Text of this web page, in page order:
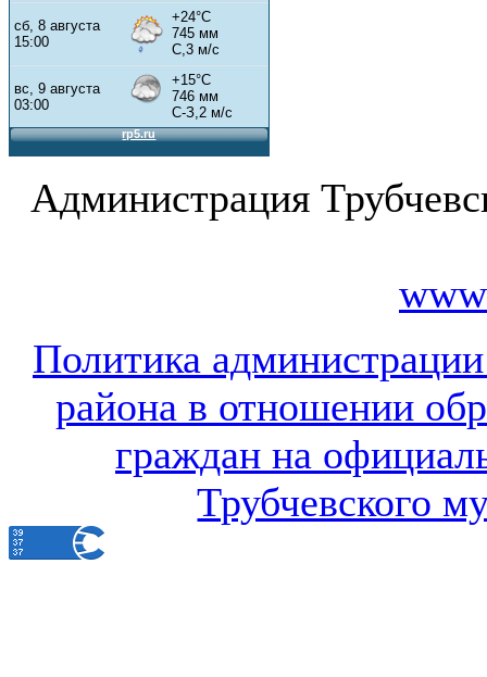
Администрация
Политика
района в отношении
граждан на
Трубчевского